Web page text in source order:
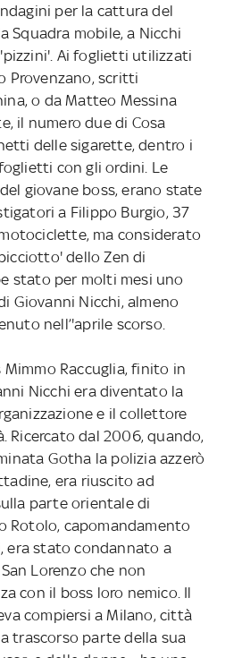
per la cattura del
Squadra mobile, a Nicchi
Ai foglietti utilizzati
Provenzano, scritti
o da Matteo Messina
il numero due di Cosa
delle sigarette, dentro i
con gli ordini. Le
giovane boss, erano state
a Filippo Burgio, 37
ma considerato
dello Zen di
stato per molti mesi uno
Giovanni Nicchi, almeno
nell’'aprile scorso.
Raccuglia, finito in
Nicchi era diventato la
e il collettore
Ricercato dal 2006, quando,
Gotha la polizia azzerò
era riuscito ad
parte orientale di
Rotolo, capomandamento
era stato condannato a
Lorenzo che non
con il boss loro nemico. Il
compiersi a Milano, città
trascorso parte della sua